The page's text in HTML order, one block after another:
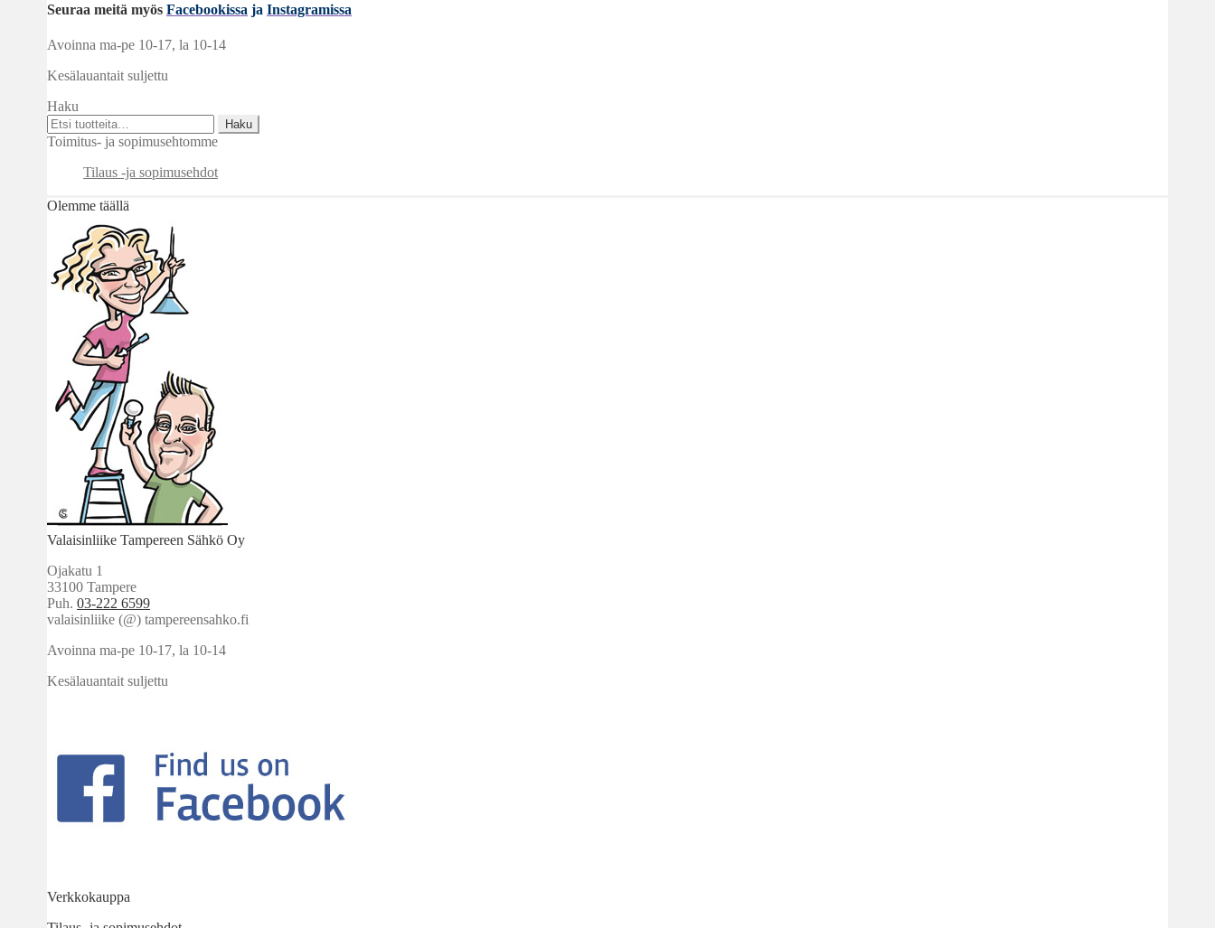
Seuraa meitä myös Facebookissa ja Instagramissa
Avoinna ma-pe 10-17, la 10-14
Kesälauantait suljettu
Haku
Etsi:
Haku
Toimitus- ja sopimusehtomme
Tilaus -ja sopimusehdot
Olemme täällä
Valaisinliike Tampereen Sähkö Oy
Ojakatu 1
33100 Tampere
Puh. 03-222 6599
valaisinliike (@) tampereensahko.fi
Avoinna ma-pe 10-17, la 10-14
Kesälauantait suljettu
Verkkokauppa